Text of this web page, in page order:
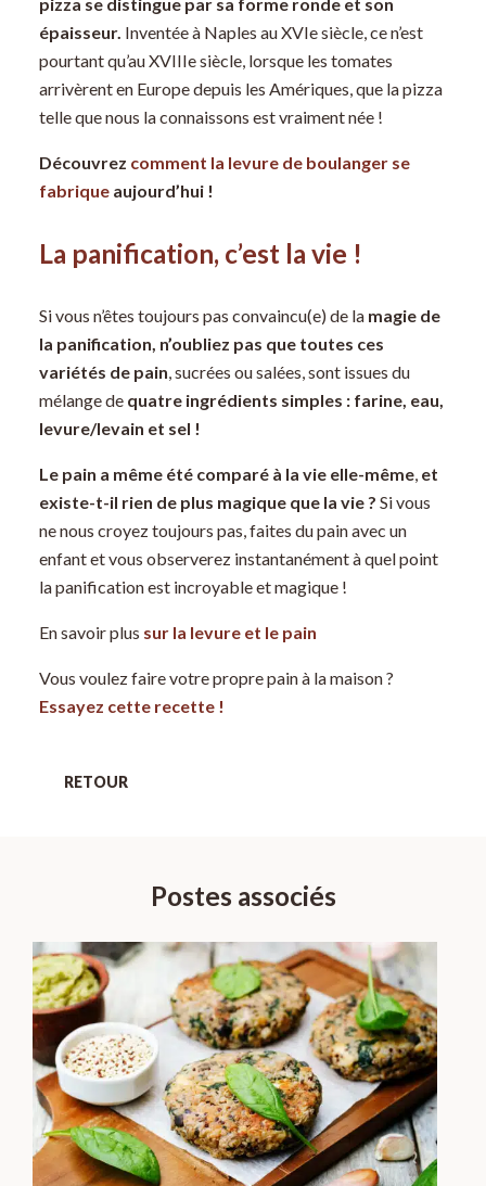
épaisseur. Inventée à Naples au XVIesiècle, ce n’est
pourtant qu’au XVIIIesiècle, lorsque les tomates
arrivèrent en Europe depuis les Amériques, que la pizza
telle que nous la connaissons est vraiment née !
Découvrez comment la levure de boulanger se
fabriqueaujourd’hui !
La panification, c’est la vie !
Si vous n’êtes toujours pas convaincu(e) de la magie de
la panification, n’oubliez pas que toutes ces
variétés de pain , sucrées ou salées, sont issues du
mélange de quatre ingrédients simples : farine, eau,
levure/levain et sel !
Le pain a même été comparé à la vie elle-même, et
existe-t-il rien de plus magique que la vie ? Si vous
ne nous croyez toujours pas, faites du pain avec un
enfant et vous observerez instantanément à quel point
la panification est incroyable et magique !
En savoir plus sur la levure et le pain
Vous voulez faire votre propre pain à la maison ?
Essayez cette recette !
RETOUR
Postes associés